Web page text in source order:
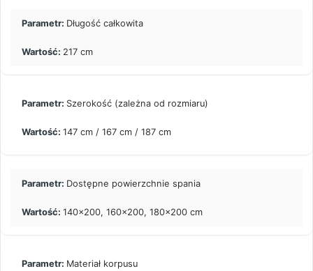
Długość całkowita
217 cm
Szerokość (zależna od rozmiaru)
147 cm / 167 cm / 187 cm
Dostępne powierzchnie spania
140×200, 160×200, 180×200 cm
Materiał korpusu